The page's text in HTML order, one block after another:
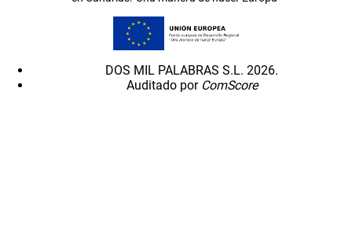
DOS MIL PALABRAS S.L. 2026.
Auditado por ComScore